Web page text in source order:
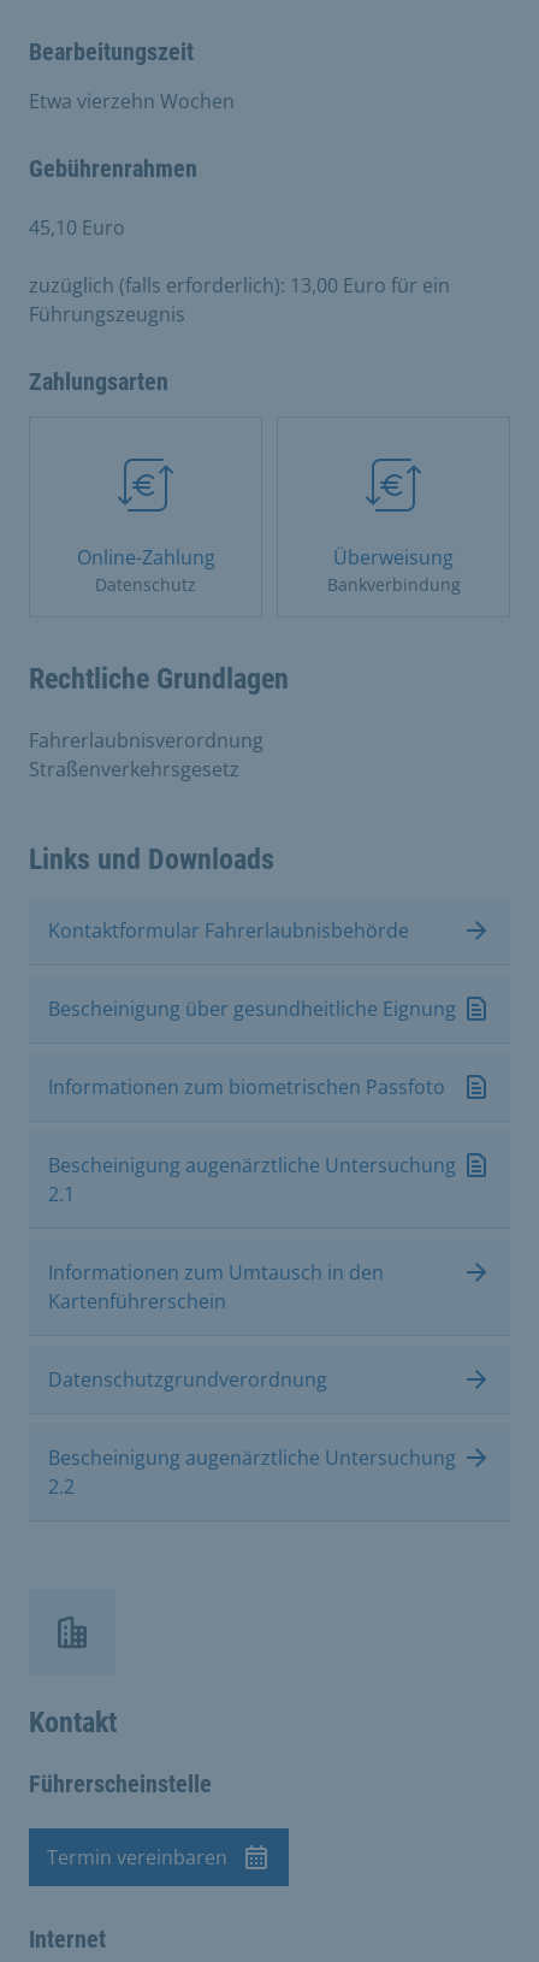
Bearbeitungszeit
Etwa vierzehn Wochen
Gebührenrahmen
45,10 Euro
zuzüglich (falls erforderlich): 13,00 Euro für ein
Führungszeugnis
Zahlungsarten
Online-Zahlung
Datenschutz
Überweisung
Bankverbindung
Rechtliche Grundlagen
Fahrerlaubnisverordnung
Straßenverkehrsgesetz
Links und Downloads
Kontaktformular Fahrerlaubnisbehörde
Bescheinigung über gesundheitliche Eignung
Informationen zum biometrischen Passfoto
Bescheinigung augenärztliche Untersuchung
2.1
Informationen zum Umtausch in den
Kartenführerschein
Datenschutzgrundverordnung
Bescheinigung augenärztliche Untersuchung
2.2
Kontakt
Führerscheinstelle
Termin
Termin vereinbaren
Internet